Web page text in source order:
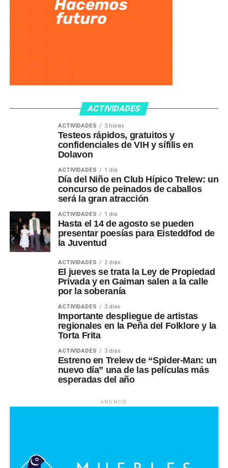
ACTIVIDADES
ACTIVIDADES 3 horas
Testeos rápidos, gratuitos y
confidenciales de VIH y sífilis en
Dolavon
ACTIVIDADES 1 día
Día del Niño en Club Hípico Trelew: un
concurso de peinados de caballos
será la gran atracción
ACTIVIDADES 1 día
Hasta el 14 de agosto se pueden
presentar poesías para Eisteddfod de
la Juventud
ACTIVIDADES 2 días
El jueves se trata la Ley de Propiedad
Privada y en Gaiman salen a la calle
por la soberanía
ACTIVIDADES 3 días
Importante despliegue de artistas
regionales en la Peña del Folklore y la
Torta Frita
ACTIVIDADES 3 días
Estreno en Trelew de “Spider-Man: un
nuevo día” una de las películas más
esperadas del año
ANUNCIO